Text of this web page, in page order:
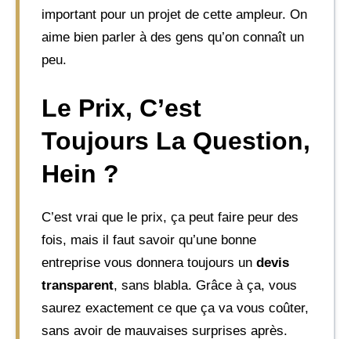
important pour un projet de cette ampleur. On
aime bien parler à des gens qu’on connaît un
peu.
Le Prix, C’est
Toujours La Question,
Hein ?
C’est vrai que le prix, ça peut faire peur des
fois, mais il faut savoir qu’une bonne
entreprise vous donnera toujours un devis
transparent, sans blabla. Grâce à ça, vous
saurez exactement ce que ça va vous coûter,
sans avoir de mauvaises surprises après.